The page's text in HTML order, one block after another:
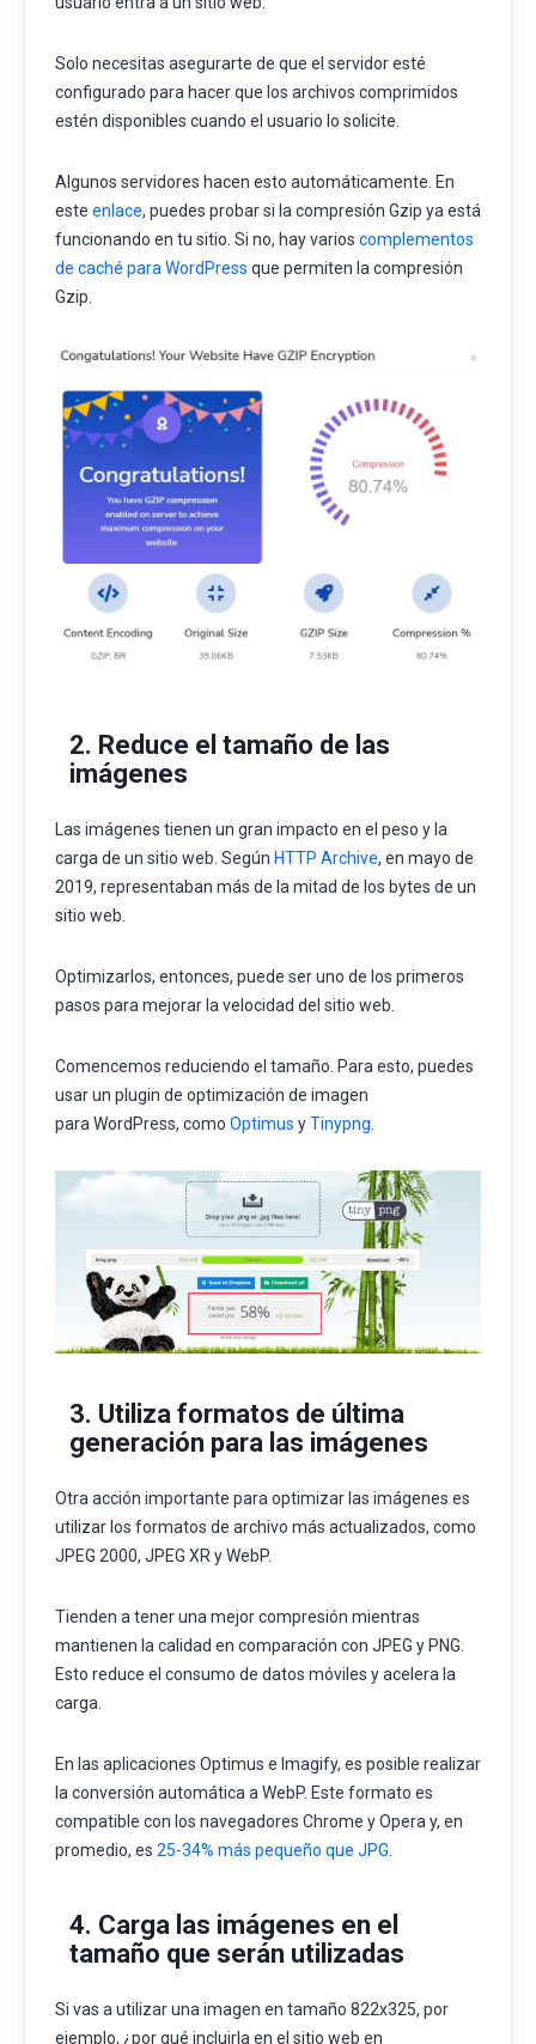
Solo necesitas asegurarte de que el servidor esté
configurado para hacer que los archivos comprimidos
estén disponibles cuando el usuario lo solicite.
Algunos servidores hacen esto automáticamente. En
este enlace, puedes probar si la compresión Gzip ya está
funcionando en tu sitio. Si no, hay varios complementos
de caché para WordPress que permiten la compresión
Gzip.
2. Reduce el tamaño de las
imágenes
Las imágenes tienen un gran impacto en el peso y la
carga de un sitio web. Según HTTP Archive, en mayo de
2019, representaban más de la mitad de los bytes de un
sitio web.
Optimizarlos, entonces, puede ser uno de los primeros
pasos para mejorar la velocidad del sitio web.
Comencemos reduciendo el tamaño. Para esto, puedes
usar un plugin de optimización de imagen
paraWordPress, como Optimus yTinypng.
3. Utiliza formatos de última
generación para las imágenes
Otra acción importante para optimizar las imágenes es
utilizar los formatos de archivo más actualizados, como
JPEG 2000, JPEG XR y WebP.
Tienden a tener una mejor compresión mientras
mantienen la calidad en comparación con JPEG y PNG.
Esto reduce el consumo de datos móviles y acelera la
carga.
En las aplicaciones Optimus e Imagify, es posible realizar
la conversión automática a WebP. Este formato es
compatible con los navegadores Chrome y Opera y, en
promedio, es 25-34% más pequeño que JPG.
4. Carga las imágenes en el
tamaño que serán utilizadas
Si vas a utilizar una imagen en tamaño 822x325, por
ejemplo, ¿por qué incluirla en el sitio web en